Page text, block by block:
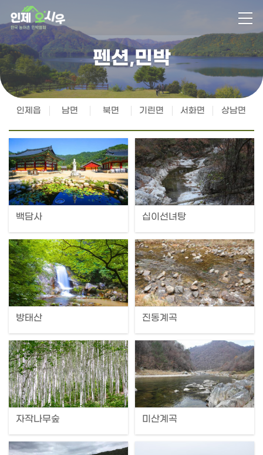
펜션,민박
인제읍 남면 북면 기린면 서화면 상남면
백담사 십이선녀탕
방태산 진동계곡
자작나무숲 미산계곡